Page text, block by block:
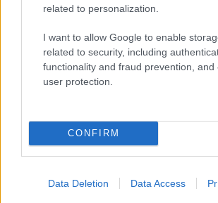
related to personalization.
I want to allow Google to enable
related to security, including
functionality and fraud prevention, and
user protection.
CONFIRM
Data Deletion Data Access
TRENDING